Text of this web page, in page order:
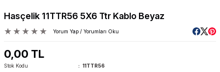
Hasçelik 11TTR56 5X6 Ttr Kablo Beyaz
Yorum Yap / Yorumları Oku
0,00 TL
Stok Kodu
11TTR56